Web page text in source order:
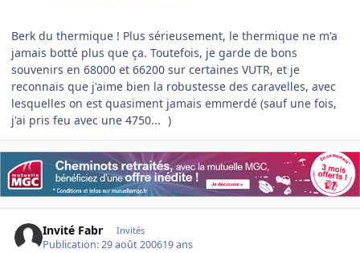
Berk du thermique ! Plus sérieusement, le thermique ne m'a
jamais botté plus que ça. Toutefois, je garde de bons
souvenirs en 68000 et 66200 sur certaines VUTR, et je
reconnais que j'aime bien la robustesse des caravelles, avec
lesquelles on est quasiment jamais emmerdé (sauf une fois,
j'ai pris feu avec une 4750... )
Invité Fabr Invités
Publication:29 août 200619 ans